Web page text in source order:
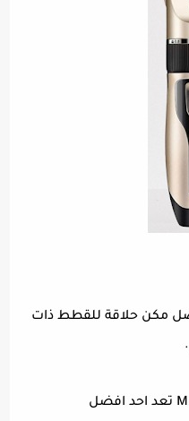
مكن حلاقة للقطط ذات
فإن ماكينة حلاقة القطط Mixfeer تعد احد افضل